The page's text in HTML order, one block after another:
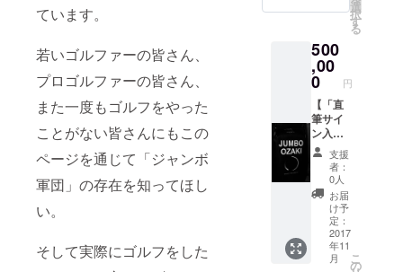
ています。
若いゴルファーの皆さん、
プロゴルファーの皆さん、
また一度もゴルフをやった
ことがない皆さんにもこの
ページを通じて「ジャンボ
軍団」の存在を知ってほし
い。
そして実際にゴルフをした
す。）
年9月よ
開始）
ご存知
の方も
多いか
とは思
います
が、自
分に
合った
クラブ
であっ
たとし
てもよ
り精度
を上げ
より飛
の付いた、ジャ
ンガー特製ネー
ムプレート
(2017年12月下
旬予定） （現在
制作中のため写
真はありません
が、カッコイイ
です！） ※ネー
ム入れは購入者
様負担にてお近
ショップでお願
い致します。 ・
【非売品】ジャ
ンボマークの付
選
択
す
る
500
,00
0 円
【「直
筆サイ
ン入
り！」
尾崎将
司使
用、セ
ブンド
リー
マーズ
製キャ
ディ
支援
者：
0人
お届
け予
定：
2017
年11
月
こ
の